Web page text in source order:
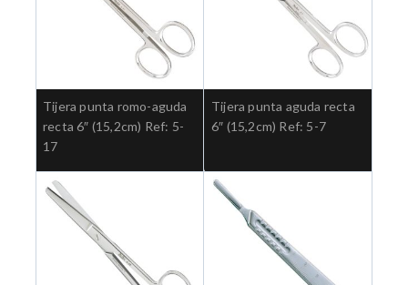
Tijera punta romo-aguda
recta 6″ (15,2cm) Ref: 5-
17
Tijera punta aguda recta
6″ (15,2cm) Ref: 5-7